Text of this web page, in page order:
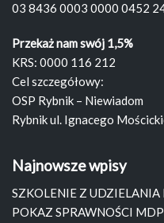
03 8436 0003 0000 0452
Przekaż nam swój 1,5%
KRS: 0000 116 212
Cel szczegółowy:
OSP Rybnik – Niewiadom
Rybnik ul. Ignacego
Najnowsze wpisy
SZKOLENIE Z
POKAZ SPRAWNOŚCI MDP